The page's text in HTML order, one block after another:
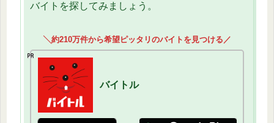
バイトを探してみましょう。
╲約210万件から希望ピッタリのバイトを見つける／
バイトル